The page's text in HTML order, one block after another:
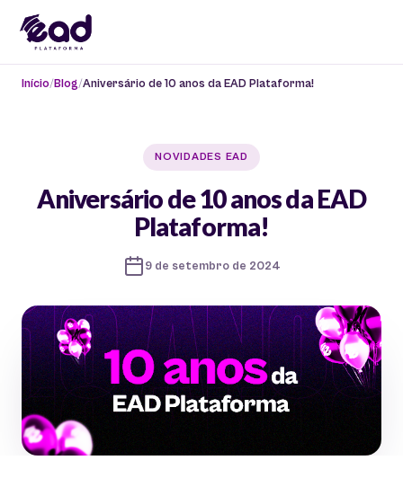
Início Blog Aniversário de 10 anos da EAD Plataforma!
NOVIDADES EAD
Aniversário de 10 anos da EAD
Plataforma!
9 de setembro de 2024